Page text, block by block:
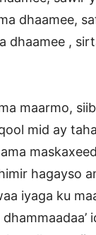
dhaamee,
dhaamee ,
maarmo,
mid ay
hagayso
iyaga ku